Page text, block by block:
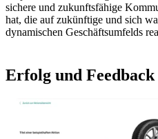
sichere und zukunftsfähige
hat, die auf zukünftige und sich
dynamischen Geschäftsumfelds
Erfolg und Feedback